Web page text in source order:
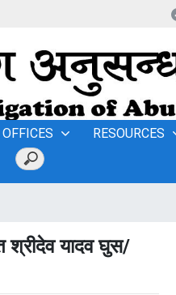
RESOURCES
श्रीदेव यादव घुस/